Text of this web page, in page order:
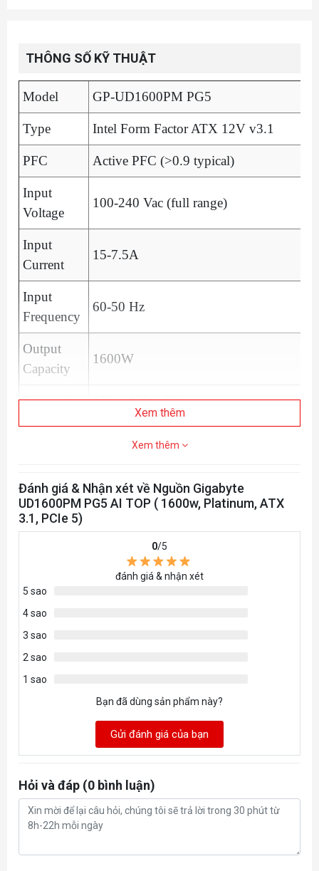
THÔNG SỐ KỸ THUẬT
Model GP-UD1600PM PG5
Type Intel Form Factor ATX 12V v3.1
PFC Active PFC (>0.9 typical)
Input
Voltage
100-240 Vac (full range)
Input
Current
15-7.5A
Input
Frequency
60-50 Hz
Output
Capacity
1600W
Dimension 150 x 190 x 86mm
Efficiency 92% at typical load
MTBF >100,000 hours
OVP/OPP/SCP/UVP/OCP/OTP
Power
Good
Signal
Hold Up
Time
Flat, All black
CPU/EPS 4+4 Pin x 2 : 650mm*2
PCI-E 16 Pin x 2 : 700mm*2
PCI-E 16 Pin to PCI-E 8 pin x 2 :
Xem thêm
Xem thêm
Đánh giá & Nhận xét về Nguồn Gigabyte
UD1600PM PG5 AI TOP ( 1600w, Platinum, ATX
3.1, PCIe 5)
0/5
đánh giá & nhận xét
5 sao
4 sao
3 sao
2 sao
1 sao
Bạn đã dùng sản phẩm này?
Gửi đánh giá của bạn
Hỏi và đáp (0 bình luận)